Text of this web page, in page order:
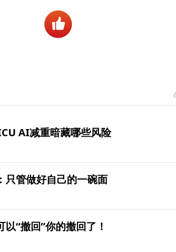
AI减重暗藏哪些风险
只管做好自己的一碗面
“撤回”你的撤回了！